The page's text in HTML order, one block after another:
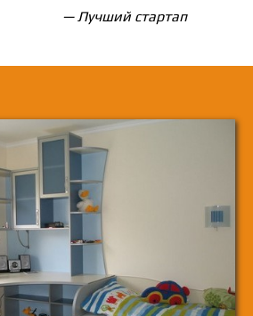
— Лучший стартап